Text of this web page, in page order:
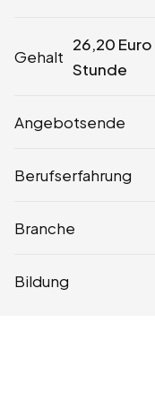
Gehalt
26,20 Euro
Stunde
Angebotsende
Berufserfahrung
Branche
Bildung